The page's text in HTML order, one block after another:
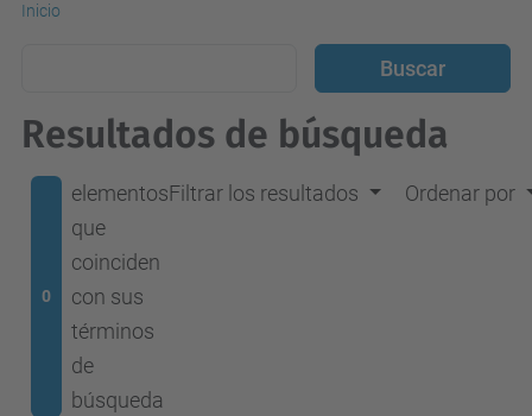
Inicio
Resultados de búsqueda
0
elementos
que
coinciden
con sus
términos
de
búsqueda
Filtrar los resultados Ordenar por